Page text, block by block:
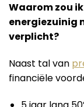
Waarom zou
energiezuinig
verplicht?
Naast tal van
financiële